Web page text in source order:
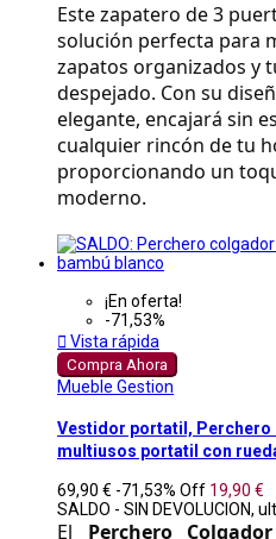
Este zapatero de 3
solución perfecta para
zapatos organizados y
despejado. Con su
elegante, encajará sin
cualquier rincón de tu
proporcionando un
moderno.
¡En oferta!
-71,53%
 Vista rápida
Compra Ahora
Mueble Gestion
Vestidor portatil, Perchero
multiusos portatil con
69,90 € -71,53% Off 19,90 €
SALDO - SIN DEVOLUCION,
El Perchero